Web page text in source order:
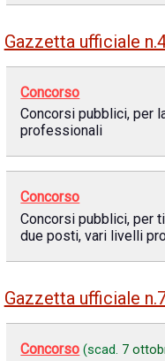
Gazzetta ufficiale
Concorso
Concorsi pubblici, per
professionali
Concorso
Concorsi pubblici, per
due posti, vari livelli
Gazzetta ufficiale
Concorso (scad. 7